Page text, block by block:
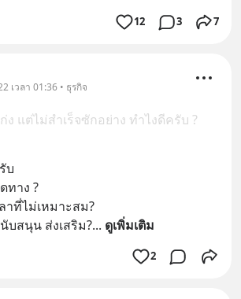
12 3 7
เวลา 01:36 • ธุรกิจ
แต่ไม่สำเร็จซักอย่าง ทำไงดีครับ ?
บ
ทาง ?
าที่ไม่เหมาะสม?
บสนุน ส่งเสริม?... ดูเพิ่มเติม
2